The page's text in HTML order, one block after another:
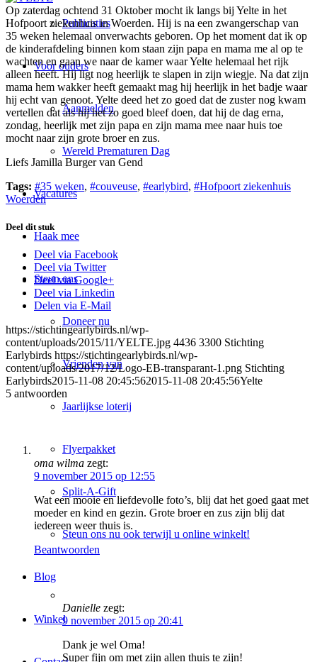
Publicaties
Voor ouders
Aanmelden
Wereld Prematuren Dag
Vacatures
Haak mee
Steun ons
Doneer nu
Vrienden van
Jaarlijkse loterij
Flyerpakket
Split-A-Gift
Steun ons nu ook terwijl u online winkelt!
Blog
Winkel
Op zaterdag ochtend 31 Oktober mocht ik langs bij Yelte in het
Hofpoort ziekenhuis in Woerden. Hij is na een zwangerschap van
35 weken helemaal onverwachts geboren. Op het moment dat ik op
de kinderafdeling binnen kom staan zijn papa en mama me al op te
wachten en gaan we naar de kamer waar Yelte helemaal het rijk
alleen heeft. Hij ligt nog heerlijk te slapen in zijn wiegje. Na dat zijn
mama hem wakker heeft gemaakt mag hij heerlijk in het badje waar
hij echt van genoot. Yelte deed het zo goed dat de zuster nog kwam
vertellen dat als hij het zo goed bleef doen, dat hij de dag erna,
zondag, heerlijk met zijn papa en zijn mama mee naar huis toe
mocht naar zijn grote broer en zus.
Liefs Jamilla Burger van Gend
Tags: #35 weken, #couveuse, #earlybird, #Hofpoort ziekenhuis
Woerden
Deel dit stuk
Deel via Facebook
Deel via Twitter
Deel via Google+
Deel via Linkedin
Delen via E-Mail
https://stichtingearlybirds.nl/wp-
content/uploads/2015/11/YELTE.jpg 4436 3300 Stichting
Earlybirds https://stichtingearlybirds.nl/wp-
content/uploads/2017/12/Logo-EB-transparant-1.png Stichting
Earlybirds2015-11-08 20:45:562015-11-08 20:45:56Yelte
5 antwoorden
oma wilma zegt:
9 november 2015 op 12:55
Wat een mooie en liefdevolle foto’s, blij dat het goed gaat met
moeder en kind en gezin. Grote broer en zus zijn blij dat
iedereen weer thuis is.
Beantwoorden
Danielle zegt:
9 november 2015 op 20:41
Dank je wel Oma!
Super fijn om met zijn allen thuis te zijn!